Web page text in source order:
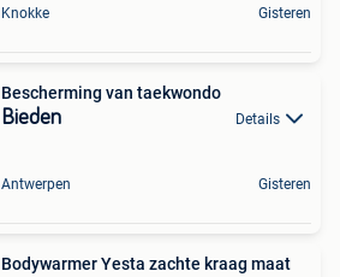
Knokke Gisteren
Bescherming van taekwondo
Bieden Details
Antwerpen Gisteren
Bodywarmer Yesta zachte kraag maat